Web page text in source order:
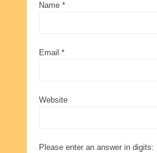
Name *
Email *
Website
Please enter an answer in digits: